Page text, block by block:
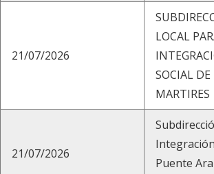
21/07/2026
LOCAL
SOCIAL DE
MARTIRES
21/07/2026
Puente